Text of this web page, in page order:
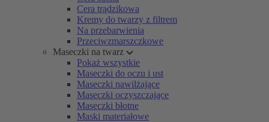
Cera trądzikowa
Kremy do twarzy z filtrem
Na przebarwienia
Przeciwzmarszczkowe
Maseczki na twarz
Pokaż wszystkie
Maseczki do oczu i ust
Maseczki nawilżające
Maseczki oczyszczające
Maseczki błotne
Maski materiałowe